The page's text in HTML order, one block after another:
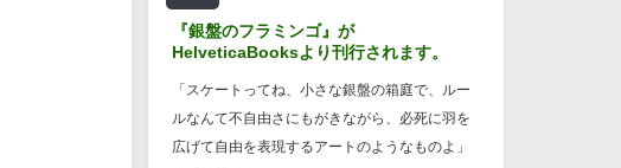
『銀盤のフラミンゴ』が
HelveticaBooksより刊行されます。
「スケートってね、小さな銀盤の箱庭で、ルー
ルなんて不自由さにもがきながら、必死に羽を
広げて自由を表現するアートのようなものよ」